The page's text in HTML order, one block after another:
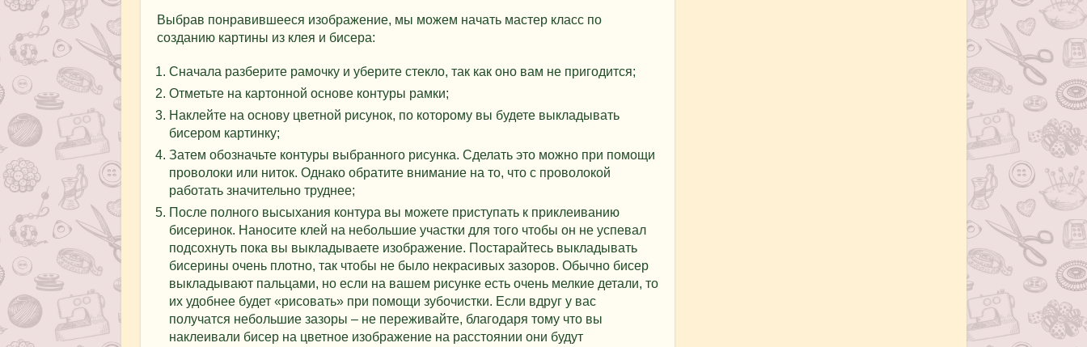
Выбрав понравившееся изображение, мы можем начать мастер класс по
созданию картины из клея и бисера:
Сначала разберите рамочку и уберите стекло, так как оно вам не пригодится;
Отметьте на картонной основе контуры рамки;
Наклейте на основу цветной рисунок, по которому вы будете выкладывать
бисером картинку;
Затем обозначьте контуры выбранного рисунка. Сделать это можно при помощи
проволоки или ниток. Однако обратите внимание на то, что с проволокой
работать значительно труднее;
После полного высыхания контура вы можете приступать к приклеиванию
бисеринок. Наносите клей на небольшие участки для того чтобы он не успевал
подсохнуть пока вы выкладываете изображение. Постарайтесь выкладывать
бисерины очень плотно, так чтобы не было некрасивых зазоров. Обычно бисер
выкладывают пальцами, но если на вашем рисунке есть очень мелкие детали, то
их удобнее будет «рисовать» при помощи зубочистки. Если вдруг у вас
получатся небольшие зазоры – не переживайте, благодаря тому что вы
наклеивали бисер на цветное изображение на расстоянии они будут